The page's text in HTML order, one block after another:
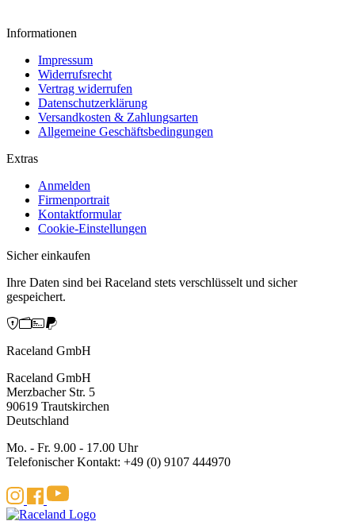
Informationen
Impressum
Widerrufsrecht
Vertrag widerrufen
Datenschutzerklärung
Versandkosten & Zahlungsarten
Allgemeine Geschäftsbedingungen
Extras
Anmelden
Firmenportrait
Kontaktformular
Cookie-Einstellungen
Sicher einkaufen
Ihre Daten sind bei Raceland stets verschlüsselt und sicher
gespeichert.
Raceland GmbH
Raceland GmbH
Merzbacher Str. 5
90619 Trautskirchen
Deutschland
Mo. - Fr. 9.00 - 17.00 Uhr
Telefonischer Kontakt: +49 (0) 9107 444970